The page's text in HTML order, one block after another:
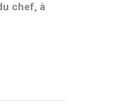
chef, à